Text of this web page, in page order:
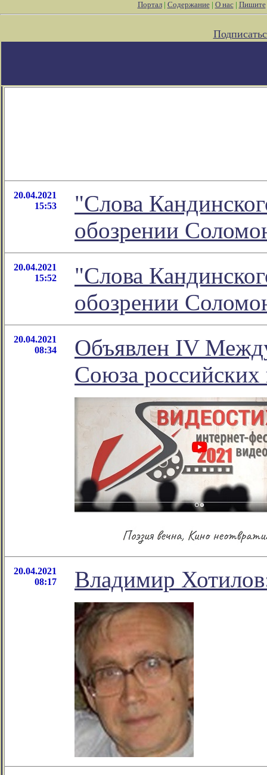
Портал| Содержание| О нас| Пишите
20.04.2021
15:53
"Слова
обозрении
20.04.2021
15:52
"Слова
обозрении
20.04.2021
08:34
Объявлен IV
Союза российских
20.04.2021
08:17
Владимир